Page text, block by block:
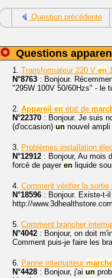
Question précédente
Questions
1. Transformateur 220 V en
N°8763 : Bonjour.
"295W 100V 50/60Hzs" - le
2. Appareil en état de
N°22370 : Bonjour. Je suis
(d'occasion) un nouvel
3. Problèmes installation
N°12912 : Bonjour, Au mois
forcé de payer en liquide
4. Comment vérifier la sortie
N°18596 : Bonjour. Existe-t-il
http://
5. Comment brancher
N°4042 : Bonjour, on doit
Comment puis-je faire les
6. Panne interrupteur
N°4428 : Bonjour, j'ai un